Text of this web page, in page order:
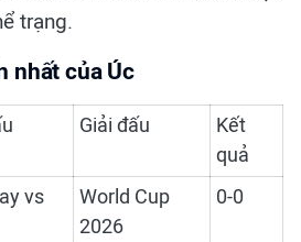
trạng.
nhất của Úc
Giải đấu
Kết
quả
vs
World Cup
2026
0-0